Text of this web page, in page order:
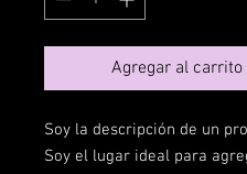
Agregar al carrito
Soy la descripción de un
Soy el lugar ideal para